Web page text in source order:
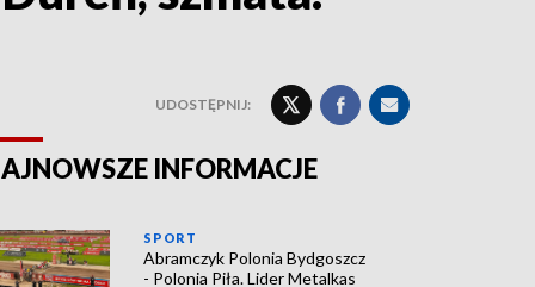
UDOSTĘPNIJ:
INFORMACJE
SPORT
Abramczyk Polonia Bydgoszcz
- Polonia Piła. Lider Metalkas